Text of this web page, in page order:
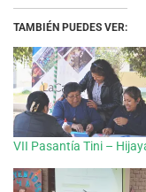
TAMBIÉN PUEDES VER:
VII Pasantía Tini –